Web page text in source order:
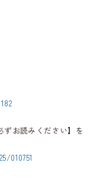
お読みください】を
010751